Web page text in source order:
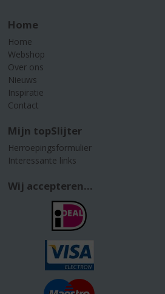
Home
Home
Webshop
Over ons
Nieuws
Inspiratie
Contact
Mijn topSlijter
Herroepingsformulier
Interessante links
Wij accepteren...